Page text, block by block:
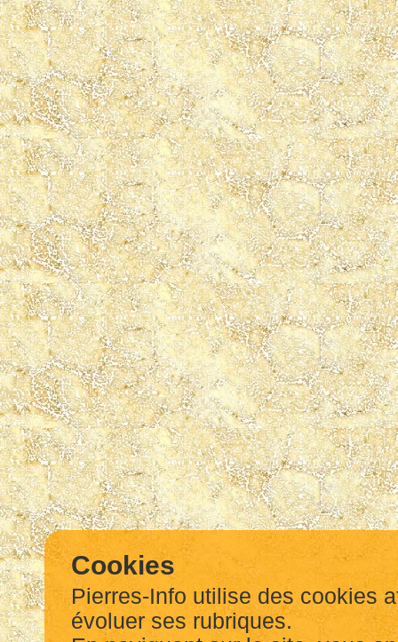
Cookies
Pierres-Info utilise des cookies
évoluer ses rubriques.